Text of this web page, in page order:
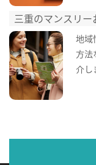
三重のマンスリ
地域
方法
介し